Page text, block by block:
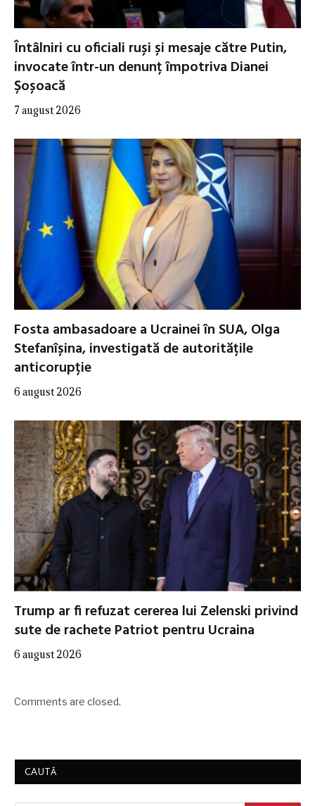
Întâlniri cu oficiali ruși și mesaje către Putin,
invocate într-un denunț împotriva Dianei
Șoșoacă
7 august 2026
Fosta ambasadoare a Ucrainei în SUA, Olga
Stefanîșina, investigată de autoritățile
anticorupție
6 august 2026
Trump ar fi refuzat cererea lui Zelenski privind
sute de rachete Patriot pentru Ucraina
6 august 2026
Comments are closed.
CAUTĂ